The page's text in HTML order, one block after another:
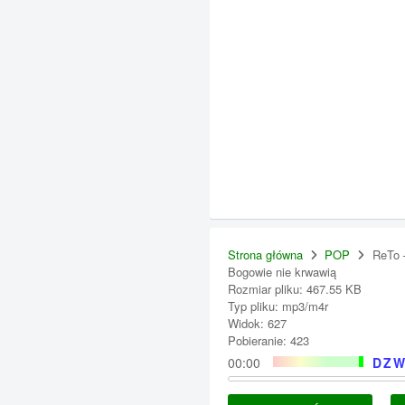
Strona główna POP
ReTo
Bogowie nie krwawią
Rozmiar pliku: 467.55 KB
Typ pliku: mp3/m4r
Widok: 627
Pobieranie: 423
00:00